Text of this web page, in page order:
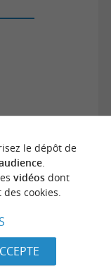
le dépôt de
.
vidéosdont
cookies.